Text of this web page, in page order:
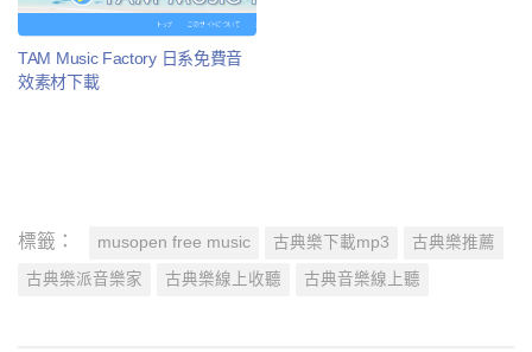
TAM Music Factory 日系免費音
效素材下載
標籤： musopen free music 古典樂下載mp3 古典樂推薦
古典樂派音樂家 古典樂線上收聽 古典音樂線上聽